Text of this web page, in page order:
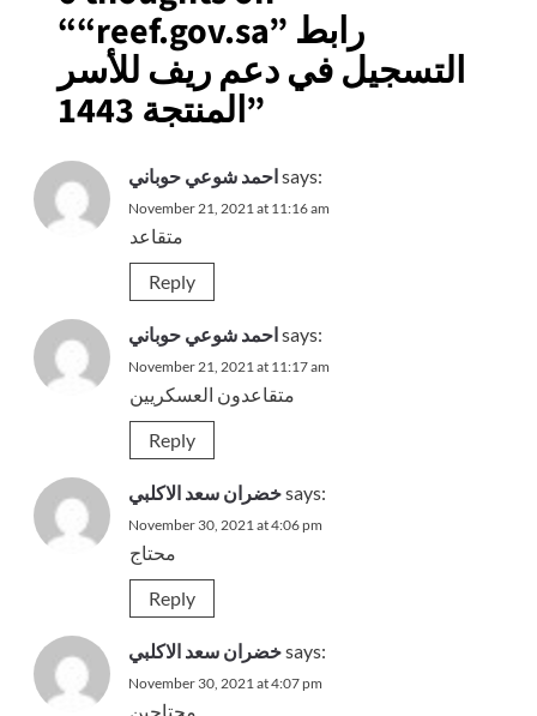
““reef.gov.sa” رابط
التسجيل في دعم ريف للأسر
المنتجة 1443”
احمد شوعي حوبانيsays:
November 21, 2021 at 11:16 am
متقاعد
Reply
احمد شوعي حوبانيsays:
November 21, 2021 at 11:17 am
متقاعدون العسكريين
Reply
خضران سعد الاكلبيsays:
November 30, 2021 at 4:06 pm
محتاج
Reply
خضران سعد الاكلبيsays:
November 30, 2021 at 4:07 pm
محتاجين